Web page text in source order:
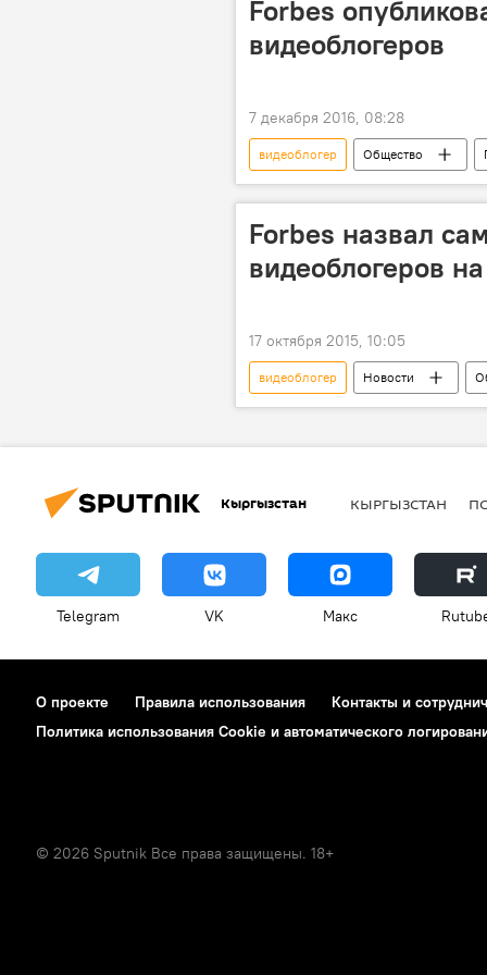
Forbes
видеоблогеров
7 декабря 2016, 08:28
видеоблогер Общество
Forbes
рейтинг
Forbes назвал
видеоблогеров
17 октября 2015, 10:05
видеоблогер Новости
рейтинг
Кыргызстан КЫРГЫЗСТАН
Telegram VK Макс
О проекте Правила использования Контакты и
Политика использования Cookie и автоматического
© 2026 Sputnik Все права защищены. 18+